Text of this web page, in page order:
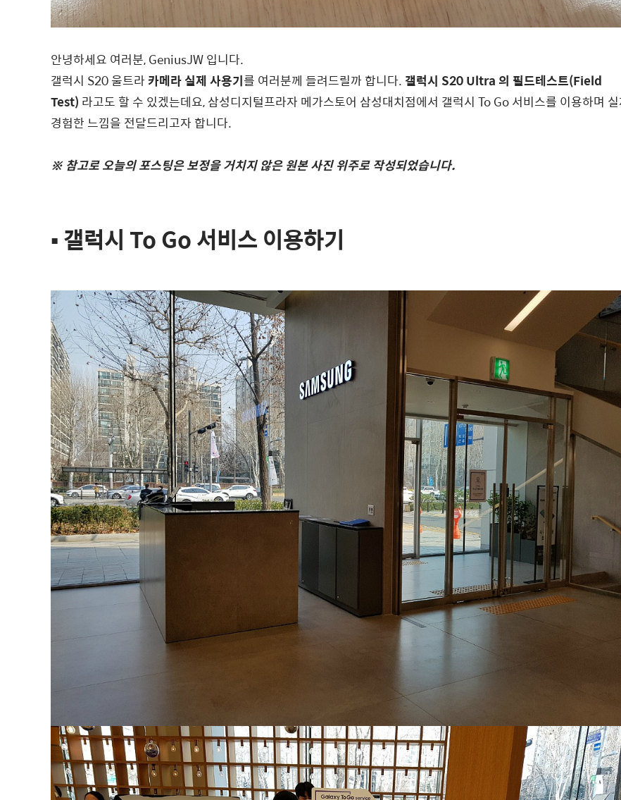
안녕하세요 여러분, GeniusJW 입니다.
갤럭시 S20 울트라카메라 실제 사용기를 여러분께 들려드릴까 합니다.갤럭시 S20 Ultra 의 필드테스트(Field
Test) 라고도 할 수 있겠는데요, 삼성디지털프라자 메가스토어 삼성대치점에서 갤럭시 To Go 서비스를 이용하며 실
경험한 느낌을 전달드리고자 합니다.
※ 참고로 오늘의 포스팅은 보정을 거치지 않은 원본 사진 위주로 작성되었습니다.
▪︎ 갤럭시 To Go 서비스 이용하기